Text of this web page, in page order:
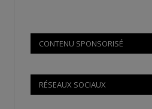
CONTENU SPONSORISÉ
RÉSEAUX SOCIAUX